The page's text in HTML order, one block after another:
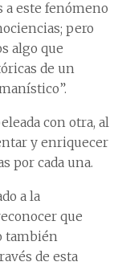
a este fenómeno
pero
algo que
de un
con otra, al
y enriquecer
por cada una.
a la
que
también
de esta